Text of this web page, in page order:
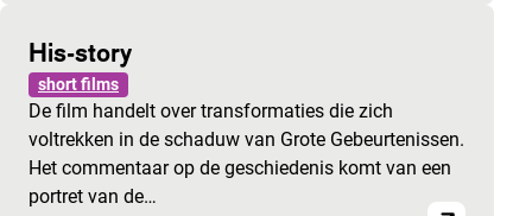
His-story
short films
De film handelt over transformaties die zich
voltrekken in de schaduw van Grote Gebeurtenissen.
Het commentaar op de geschiedenis komt van een
portret van de…